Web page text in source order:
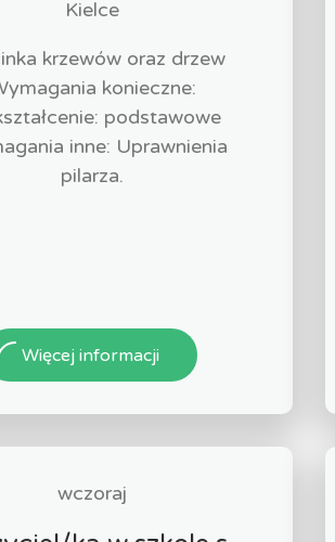
Kielce
krzewów oraz drzew
konieczne:
podstawowe
inne: Uprawnienia
pilarza.
Więcej informacji
wczoraj